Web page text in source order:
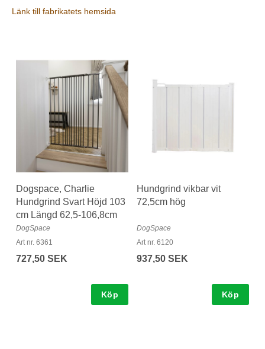
Länk till fabrikatets hemsida
Dogspace, Charlie
Hundgrind Svart Höjd 103
cm Längd 62,5-106,8cm
DogSpace
Art nr. 6361
727,50 SEK
Köp
Hundgrind vikbar vit
72,5cm hög
DogSpace
Art nr. 6120
937,50 SEK
Köp